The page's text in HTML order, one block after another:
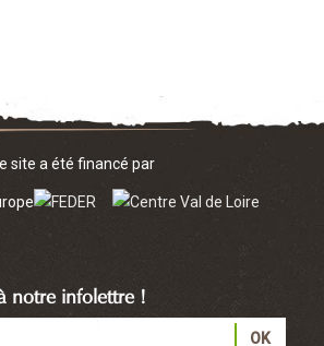
notre infolettre !
site a été financé par